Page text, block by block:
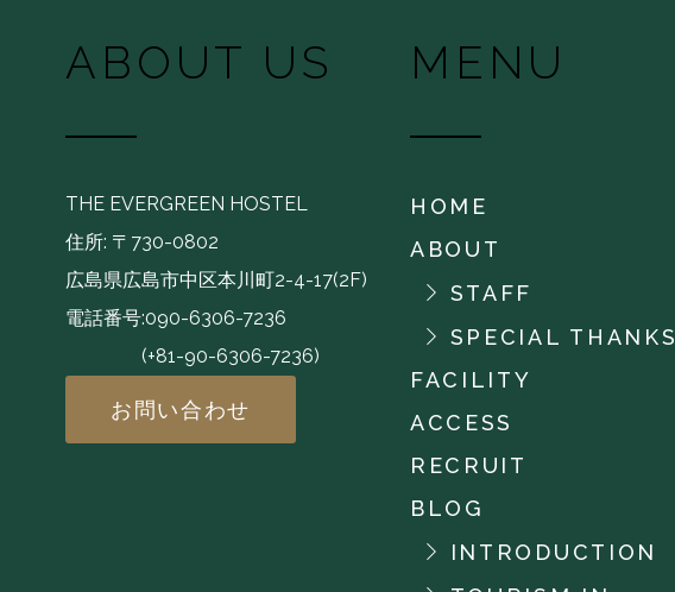
ABOUT US
THE EVERGREEN HOSTEL
住所: 〒730-0802
広島県広島市中区本川町2-4-17(2F)
電話番号:090-6306-7236
(+81-90-6306-7236)
お問い合わせ
MENU
HOME
ABOUT
STAFF
SPECIAL THANKS
FACILITY
ACCESS
RECRUIT
BLOG
INTRODUCTION